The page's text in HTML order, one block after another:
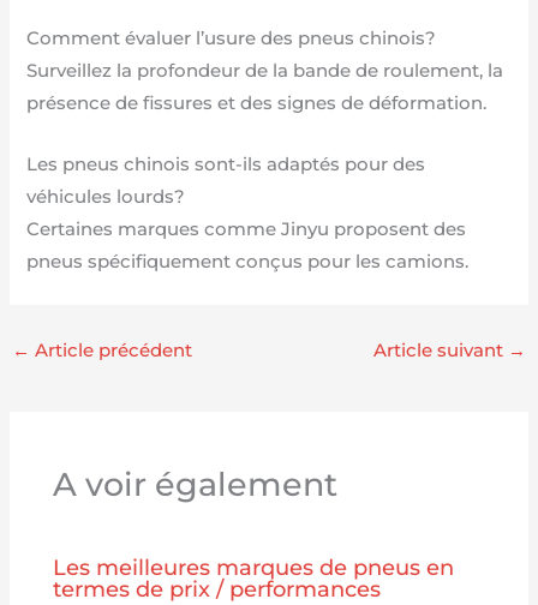
Comment évaluer l’usure des pneus chinois?
Surveillez la profondeur de la bande de roulement, la
présence de fissures et des signes de déformation.
Les pneus chinois sont-ils adaptés pour des
véhicules lourds?
Certaines marques comme Jinyu proposent des
pneus spécifiquement conçus pour les camions.
← Article précédent Article suivant →
A voir également
Les meilleures marques de pneus en
termes de prix / performances